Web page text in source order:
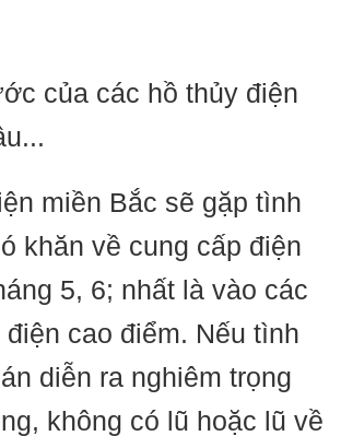
của các hồ thủy điện
miền Bắc sẽ gặp tình
khăn về cung cấp điện
5, 6; nhất là vào các
cao điểm. Nếu tình
diễn ra nghiêm trọng
không có lũ hoặc lũ về